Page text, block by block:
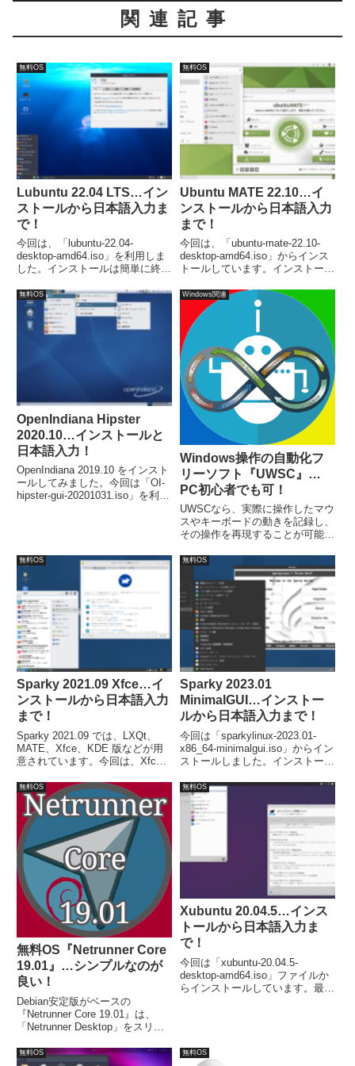
関連記事
無料OS
Lubuntu 22.04 LTS…イン
ストールから日本語入力ま
で！
今回は、「lubuntu-22.04-
desktop-amd64.iso」を利用しま
した。インストールは簡単に終了
が必要でした。
無料OS
Ubuntu MATE 22.10…イ
ンストールから日本語入力
まで！
今回は、「ubuntu-mate-22.10-
desktop-amd64.iso」からインス
トールしています。インストール
は日本語入力が可能になります。
無料OS
OpenIndiana Hipster
2020.10…インストールと
日本語入力！
OpenIndiana 2019.10 をインスト
ールしてみました。今回は「OI-
hipster-gui-20201031.iso」を利用
Windows関連
Windows操作の自動化フ
リーソフト『UWSC』…
PC初心者でも可！
UWSCなら、実際に操作したマウ
スやキーボードの動きを記録し、
その操作を再現することが可能で
ツールバー型、編集可能なスクリ
プト形式で保存、操作の記録と再
生だけでも操作可能、タイマー機
能でいくつもの操作をスケジュー
ル可能。
無料OS
Sparky 2021.09 Xfce…イ
ンストールから日本語入力
まで！
Sparky 2021.09 では、LXQt、
MATE、Xfce、KDE 版などが用
意されています。今回は、Xfce
「sparkylinux-2021.09-x86_64-
xfce.iso」をインストールしまし
た。
無料OS
Sparky 2023.01
MinimalGUI…インストー
ルから日本語入力まで！
今回は「sparkylinux-2023.01-
x86_64-minimalgui.iso」からイン
ストールしました。インストール
入力は、別途「Fcitx」などのイ
ンストールが必要でした。
無料OS
無料OS『Netrunner Core
19.01』…シンプルなのが
良い！
Debian安定版がベースの
『Netrunner Core 19.01』は、
「Netrunner Desktop」をスリム
ションも重要と思われるものだけ
無料OS
Xubuntu 20.04.5…インス
トールから日本語入力ま
で！
今回は「xubuntu-20.04.5-
desktop-amd64.iso」ファイルか
らインストールしています。最小
無料OS 無料OS